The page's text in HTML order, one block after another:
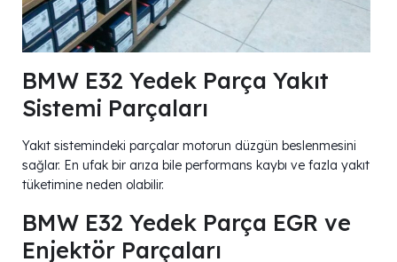
BMW E32 Yedek Parça Yakıt
Sistemi Parçaları
Yakıt sistemindeki parçalar motorun düzgün beslenmesini
sağlar. En ufak bir arıza bile performans kaybı ve fazla yakıt
tüketimine neden olabilir.
BMW E32 Yedek Parça EGR ve
Enjektör Parçaları